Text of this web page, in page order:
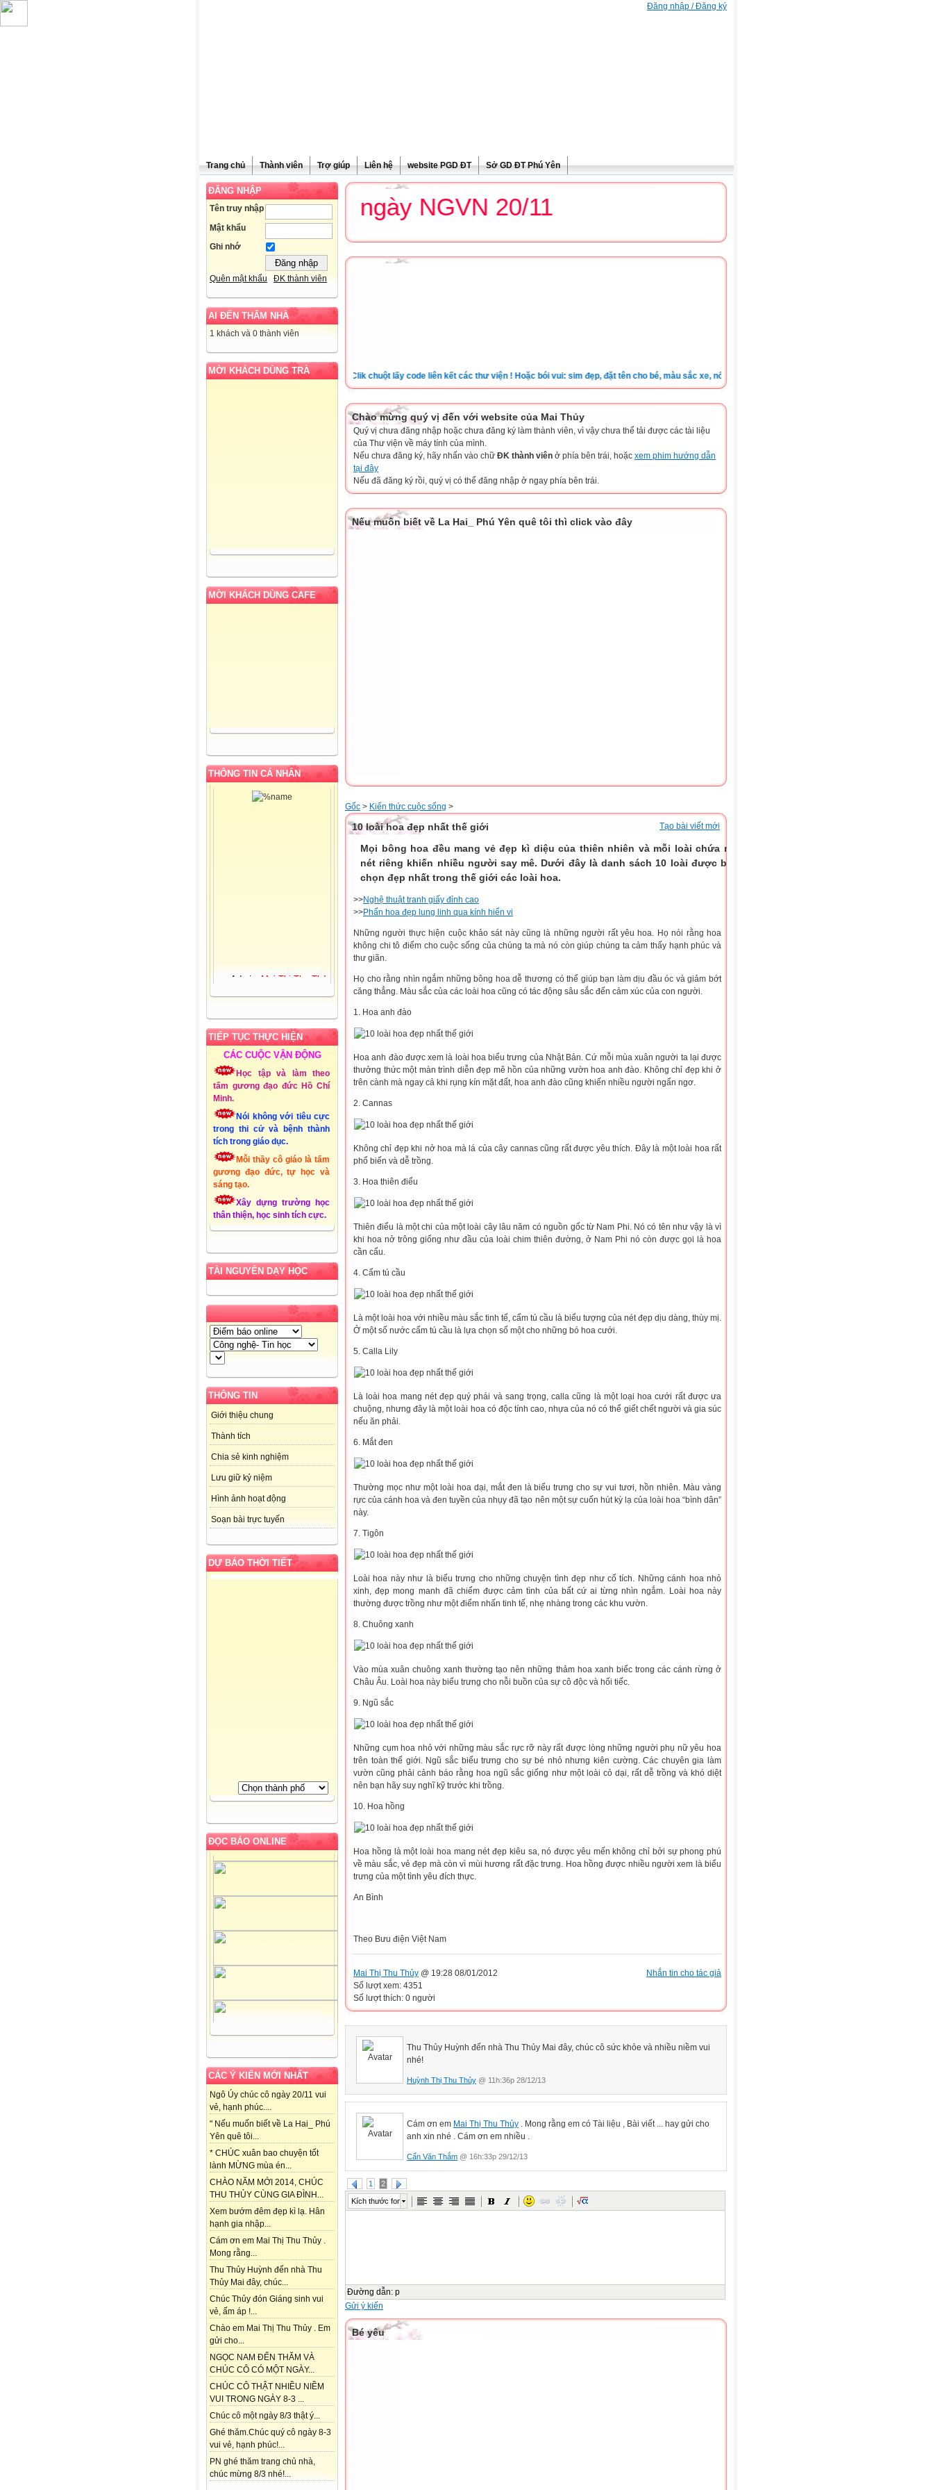
Đăng nhập / Đăng ký
Trang chủ Thành viên Trợ giúp Liên hệ website PGD ĐT Sở GD ĐT Phú Yên
ĐĂNG NHẬP
Tên truy nhập
Mật khẩu
Ghi nhớ
Quên mật khẩu ĐK thành viên
AI ĐẾN THĂM NHÀ
1 khách và 0 thành viên
MỜI KHÁCH DÙNG TRÀ
MỜI KHÁCH DÙNG CAFE
THÔNG TIN CÁ NHÂN
Đơn vị CT: Trường Tiểu
Chuyên môn: Lớp 1
Địa chỉ: Xuân Quang 3 -
Đồng Xuân - Phú Yên
Liên hệ Email:
mttthuy.th.xquang3.dx@phuyen.edu.vn.
ĐT:
Lập Website: 15/10/2011
TIẾP TỤC THỰC HIỆN
CÁC CUỘC VẬN ĐỘNG
Học tập và làm theo
tấm gương đạo đức Hồ Chí
Minh.
Nói không với tiêu cực
trong thi cử và bệnh thành
tích trong giáo dục.
Mỗi thầy cô giáo là tấm
gương đạo đức, tự học và
sáng tạo.
Xây dựng trường học
thân thiện, học sinh tích cực.
TÀI NGUYÊN DẠY HỌC
THÔNG TIN
Giới thiệu chung
Thành tích
Chia sẻ kinh nghiệm
Lưu giữ kỷ niệm
Hình ảnh hoạt động
Soạn bài trực tuyến
DỰ BÁO THỜI TIẾT
ĐỌC BÁO ONLINE
CÁC Ý KIẾN MỚI NHẤT
Ngô Úy chúc cô ngày 20/11 vui
vẻ, hạnh phúc....
" Nếu muốn biết về La Hai_ Phú
Yên quê tôi...
* CHÚC xuân bao chuyện tốt
lành MỪNG mùa én...
CHÀO NĂM MỚI 2014, CHÚC
THU THỦY CÙNG GIA ĐÌNH...
Xem bướm đêm đẹp kì lạ. Hân
hạnh gia nhập...
Cám ơn em Mai Thị Thu Thủy .
Mong rằng...
Thu Thủy Huỳnh đến nhà Thu
Thủy Mai đây, chúc...
Chúc Thủy đón Giáng sinh vui
vẻ, ấm áp !...
Chào em Mai Thị Thu Thủy . Em
gửi cho...
NGỌC NAM ĐẾN THĂM VÀ
CHÚC CÔ CÓ MỘT NGÀY...
CHÚC CÔ THẬT NHIỀU NIỀM
VUI TRONG NGÀY 8-3 ...
Chúc cô một ngày 8/3 thật ý...
Ghé thăm.Chúc quý cô ngày 8-3
vui vẻ, hạnh phúc!...
PN ghé thăm trang chủ nhà,
chúc mừng 8/3 nhé!...
Chúc mừng ngày NGVN 20/11
Clik chuột lấy code liên kết các thư viện ! Hoặc bói vui: sim đẹp, đặt tên cho bé, màu sắc xe, nốt ruồi, xem tuổi.v.v.v )
Chào mừng quý vị đến với website của Mai Thủy
Quý vị chưa đăng nhập hoặc chưa đăng ký làm thành viên, vì vậy chưa thể tải được các tài liệu
của Thư viện về máy tính của mình.
Nếu chưa đăng ký, hãy nhấn vào chữ ĐK thành viên ở phía bên trái, hoặc xem phim hướng dẫn
tại đây
Nếu đã đăng ký rồi, quý vị có thể đăng nhập ở ngay phía bên trái.
Nếu muốn biết về La Hai_ Phú Yên quê tôi thì click vào đây
Gốc > Kiến thức cuộc sống >
Tạo bài viết mới
10 loài hoa đẹp nhất thế giới
Mọi bông hoa đều mang vẻ đẹp kì diệu của thiên nhiên và mỗi loài chứa một
nét riêng khiến nhiều người say mê. Dưới đây là danh sách 10 loài được bình
chọn đẹp nhất trong thế giới các loài hoa.
>>Nghệ thuật tranh giấy đỉnh cao
>>Phấn hoa đẹp lung linh qua kính hiển vi
Những người thực hiện cuộc khảo sát này cũng là những người rất yêu hoa. Họ nói rằng hoa
không chi tô điểm cho cuộc sống của chúng ta mà nó còn giúp chúng ta cảm thấy hạnh phúc và
thư giãn.
Họ cho rằng nhìn ngắm những bông hoa dễ thương có thể giúp bạn làm dịu đầu óc và giảm bớt
căng thẳng. Màu sắc của các loài hoa cũng có tác động sâu sắc đến cảm xúc của con người.
1. Hoa anh đào
Hoa anh đào được xem là loài hoa biểu trưng của Nhật Bản. Cứ mỗi mùa xuân người ta lại được
thưởng thức một màn trình diễn đẹp mê hồn của những vườn hoa anh đào. Không chỉ đẹp khi ở
trên cành mà ngay cả khi rụng kín mặt đất, hoa anh đào cũng khiến nhiều người ngẩn ngơ.
2. Cannas
Không chỉ đẹp khi nở hoa mà lá của cây cannas cũng rất được yêu thích. Đây là một loài hoa rất
phổ biến và dễ trồng.
3. Hoa thiên điểu
Thiên điểu là một chi của một loài cây lâu năm có nguồn gốc từ Nam Phi. Nó có tên như vậy là vì
khi hoa nở trông giống như đầu của loài chim thiên đường, ở Nam Phi nó còn được gọi là hoa
cần cẩu.
4. Cẩm tú cầu
Là một loài hoa với nhiều màu sắc tinh tế, cẩm tú cầu là biểu tượng của nét đẹp dịu dàng, thùy mị.
Ở một số nước cẩm tú cầu là lựa chọn số một cho những bó hoa cưới.
5. Calla Lily
Là loài hoa mang nét đẹp quý phái và sang trọng, calla cũng là một loại hoa cưới rất được ưa
chuộng, nhưng đây là một loài hoa có độc tính cao, nhựa của nó có thể giết chết người và gia súc
nếu ăn phải.
6. Mắt đen
Thường mọc như một loài hoa dại, mắt đen là biểu trưng cho sự vui tươi, hồn nhiên. Màu vàng
rực của cánh hoa và đen tuyền của nhụy đã tạo nên một sự cuốn hút kỳ lạ của loài hoa “bình dân”
này.
7. Tigôn
Loài hoa này như là biểu trưng cho những chuyện tình đẹp như cổ tích. Những cánh hoa nhỏ
xinh, đẹp mong manh đã chiếm được cảm tình của bất cứ ai từng nhìn ngắm. Loài hoa này
thường được trồng như một điểm nhấn tinh tế, nhẹ nhàng trong các khu vườn.
8. Chuông xanh
Vào mùa xuân chuông xanh thường tạo nên những thảm hoa xanh biếc trong các cánh rừng ở
Châu Âu. Loài hoa này biểu trưng cho nỗi buồn của sự cô độc và hối tiếc.
9. Ngũ sắc
Những cụm hoa nhỏ với những màu sắc rực rỡ này rất được lòng những người phụ nữ yêu hoa
trên toàn thế giới. Ngũ sắc biểu trưng cho sự bé nhỏ nhưng kiên cường. Các chuyên gia làm
vườn cũng phải cảnh báo rằng hoa ngũ sắc giống như một loài cỏ dại, rất dễ trồng và khó diệt
nên bạn hãy suy nghĩ kỹ trước khi trồng.
10. Hoa hồng
Hoa hồng là một loài hoa mang nét đẹp kiêu sa, nó được yêu mến không chỉ bởi sự phong phú
về màu sắc, vẻ đẹp mà còn vì mùi hương rất đặc trưng. Hoa hồng được nhiều người xem là biểu
trưng của một tình yêu đích thực.
An Bình
Theo Bưu điện Việt Nam
Nhắn tin cho tác giả
Mai Thị Thu Thủy @ 19:28 08/01/2012
Số lượt xem: 4351
Số lượt thích: 0 người
Thu Thủy Huỳnh đến nhà Thu Thủy Mai đây, chúc cô sức khỏe và nhiều niềm vui
nhé!
Huỳnh Thị Thu Thủy @ 11h:36p 28/12/13
Cám ơn em Mai Thị Thu Thủy . Mong rằng em có Tài liệu , Bài viết ... hay gửi cho
anh xin nhé . Cám ơn em nhiều .
Cấn Văn Thắm @ 16h:33p 29/12/13
1 2
Kích thước font
Đường dẫn: p
Gửi ý kiến
Bé yêu